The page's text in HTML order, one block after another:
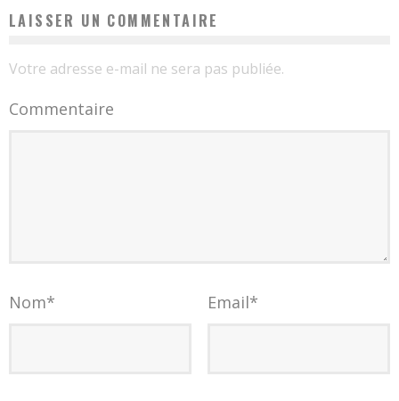
LAISSER UN COMMENTAIRE
Votre adresse e-mail ne sera pas publiée.
Commentaire
Nom* Email*